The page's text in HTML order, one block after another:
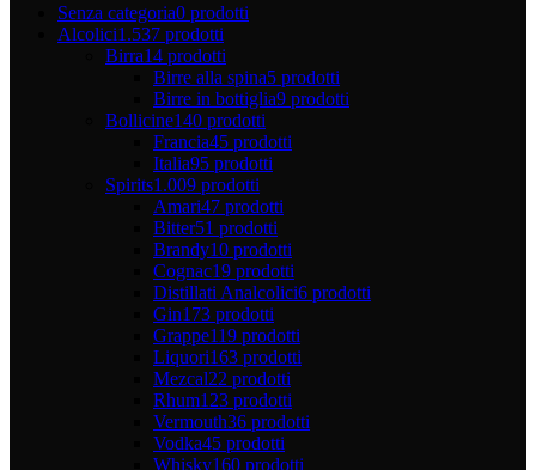
Senza categoria0 prodotti
Alcolici1.537 prodotti
Birra14 prodotti
Birre alla spina5 prodotti
Birre in bottiglia9 prodotti
Bollicine140 prodotti
Francia45 prodotti
Italia95 prodotti
Spirits1.009 prodotti
Amari47 prodotti
Bitter51 prodotti
Brandy10 prodotti
Cognac19 prodotti
Distillati Analcolici6 prodotti
Gin173 prodotti
Grappe119 prodotti
Liquori163 prodotti
Mezcal22 prodotti
Rhum123 prodotti
Vermouth36 prodotti
Vodka45 prodotti
Whisky160 prodotti